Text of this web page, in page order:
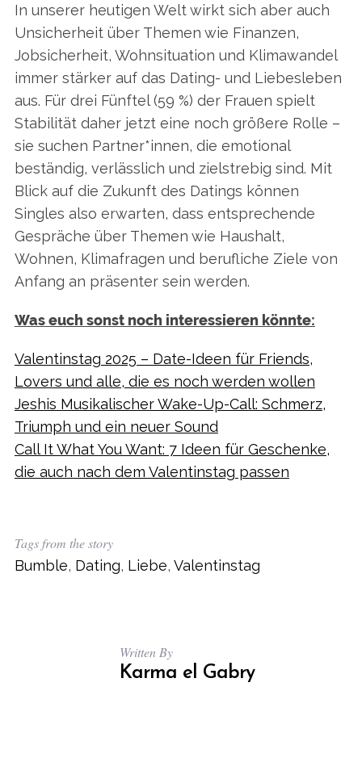
In unserer heutigen Welt wirkt sich aber auch
Unsicherheit über Themen wie Finanzen,
Jobsicherheit, Wohnsituation und Klimawandel
immer stärker auf das Dating- und Liebesleben
aus. Für drei Fünftel (59 %) der Frauen spielt
Stabilität daher jetzt eine noch größere Rolle –
sie suchen Partner*innen, die emotional
beständig, verlässlich und zielstrebig sind. Mit
Blick auf die Zukunft des Datings können
Singles also erwarten, dass entsprechende
Gespräche über Themen wie Haushalt,
Wohnen, Klimafragen und berufliche Ziele von
Anfang an präsenter sein werden.
Was euch sonst noch interessieren könnte:
Valentinstag 2025 – Date-Ideen für Friends,
Lovers und alle, die es noch werden wollen
Jeshis Musikalischer Wake-Up-Call: Schmerz,
Triumph und ein neuer Sound
Call It What You Want: 7 Ideen für Geschenke,
die auch nach dem Valentinstag passen
Tags from the story
Bumble, Dating, Liebe, Valentinstag
Written By
Karma el Gabry